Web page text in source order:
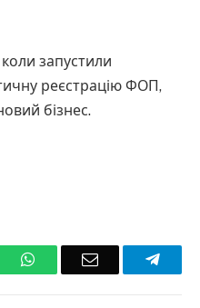
запустили
реєстрацію ФОП,
бізнес.
WhatsAppEmail